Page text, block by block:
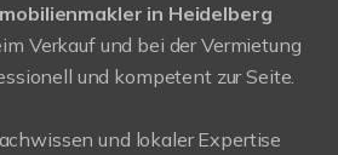
in Heidelberg
Verkauf und bei der Vermietung
und kompetent zur Seite.
und lokaler Expertise